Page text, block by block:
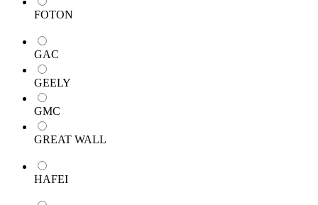
FOTON
GAC
GEELY
GMC
GREAT WALL
HAFEI